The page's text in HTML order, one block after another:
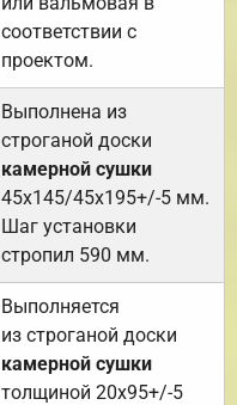
соответствии с
проектом.
Выполнена из
строганой доски
камерной сушки
45х145/45х195+/-5 мм.
Шаг установки
стропил 590 мм.
Выполняется
из строганой доски
камерной сушки
толщиной 20х95+/-5